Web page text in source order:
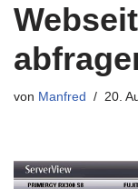
von Manfred 20.